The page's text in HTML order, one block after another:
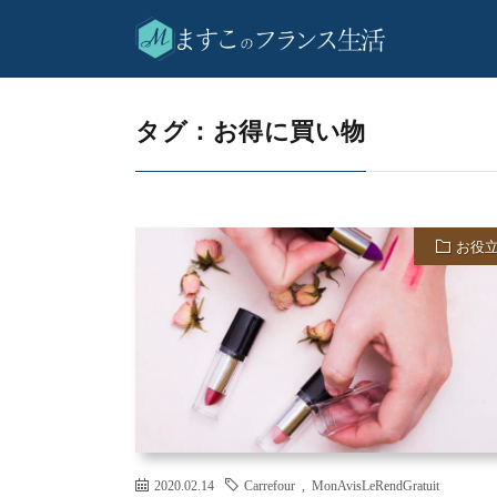
HOME
タグ：お得に買い物
お役
2020.02.14 Carrefour MonAvisLeRendGratuit